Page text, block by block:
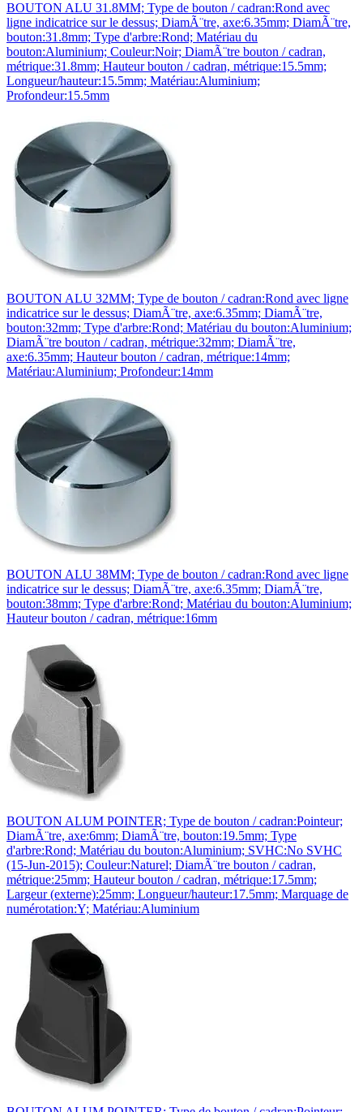
BOUTON ALU 31.8MM; Type de bouton / cadran:Rond avec
ligne indicatrice sur le dessus; DiamÃ¨tre, axe:6.35mm; DiamÃ¨tre,
bouton:31.8mm; Type d'arbre:Rond; Matériau du
bouton:Aluminium; Couleur:Noir; DiamÃ¨tre bouton / cadran,
métrique:31.8mm; Hauteur bouton / cadran, métrique:15.5mm;
Longueur/hauteur:15.5mm; Matériau:Aluminium;
Profondeur:15.5mm
BOUTON ALU 32MM; Type de bouton / cadran:Rond avec ligne
indicatrice sur le dessus; DiamÃ¨tre, axe:6.35mm; DiamÃ¨tre,
bouton:32mm; Type d'arbre:Rond; Matériau du bouton:Aluminium;
DiamÃ¨tre bouton / cadran, métrique:32mm; DiamÃ¨tre,
axe:6.35mm; Hauteur bouton / cadran, métrique:14mm;
Matériau:Aluminium; Profondeur:14mm
BOUTON ALU 38MM; Type de bouton / cadran:Rond avec ligne
indicatrice sur le dessus; DiamÃ¨tre, axe:6.35mm; DiamÃ¨tre,
bouton:38mm; Type d'arbre:Rond; Matériau du bouton:Aluminium;
Hauteur bouton / cadran, métrique:16mm
BOUTON ALUM POINTER; Type de bouton / cadran:Pointeur;
DiamÃ¨tre, axe:6mm; DiamÃ¨tre, bouton:19.5mm; Type
d'arbre:Rond; Matériau du bouton:Aluminium; SVHC:No SVHC
(15-Jun-2015); Couleur:Naturel; DiamÃ¨tre bouton / cadran,
métrique:25mm; Hauteur bouton / cadran, métrique:17.5mm;
Largeur (externe):25mm; Longueur/hauteur:17.5mm; Marquage de
numérotation:Y; Matériau:Aluminium